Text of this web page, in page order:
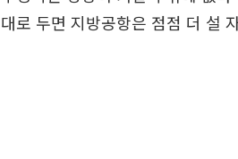
대로 두면 지방공항은 점점 더 설